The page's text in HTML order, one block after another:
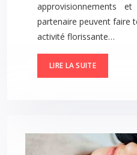
approvisionnements
partenaire peuvent faire
activité florissante…
LIRE LA SUITE